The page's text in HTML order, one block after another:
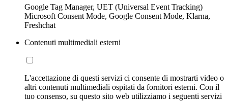
Google Tag Manager, UET (Universal Event Tracking)
Microsoft Consent Mode, Google Consent Mode, Klarna,
Freshchat
Contenuti multimediali esterni
L'accettazione di questi servizi ci consente di mostrarti video o
altri contenuti multimediali ospitati da fornitori esterni. Con il
tuo consenso, su questo sito web utilizziamo i seguenti servizi